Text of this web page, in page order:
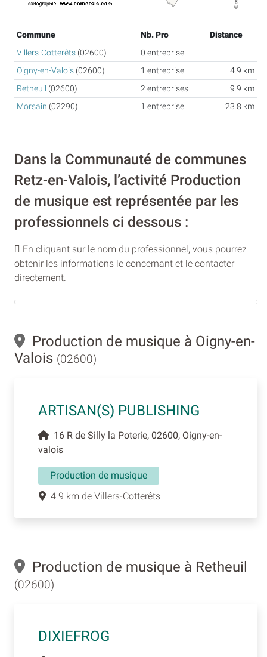
Commune Nb. Pro
Distance
Villers-Cotterêts (02600) 0 entreprise
-
Oigny-en-Valois (02600) 1 entreprise
4.9 km
Retheuil (02600) 2 entreprises
9.9 km
Morsain (02290) 1 entreprise 23.8 km
Dans la Communauté de communes
Retz-en-Valois, l’activité Production
de musique est représentée par les
professionnels ci dessous :
En cliquant sur le nom du professionnel, vous pourrez
obtenir les informations le concernant et le contacter
directement.
Production de musique à Oigny-en-
Valois (02600)
ARTISAN(S) PUBLISHING
16 R de Silly la Poterie, 02600, Oigny-en-
valois
Production de musique
4.9 km de Villers-Cotterêts
Production de musique à Retheuil
(02600)
DIXIEFROG